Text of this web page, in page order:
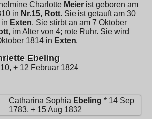
Charlotte Meier ist geboren am
in Nr.15, Rott. Sie ist getauft am 30
in Exten. Sie stirbt an am 7 Oktober
, im Alter von 4; rote Ruhr. Sie wird
1814 in Exten.
Ebeling
+ 12 Februar 1824
Catharina Sophia Ebeling * 14 Sep
1783, + 15 Aug 1832